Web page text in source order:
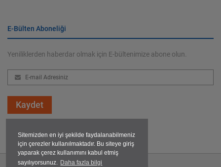
Sitemizden en iyi şekilde faydalanabilmeniz
için çerezler kullanılmaktadır. Bu siteye giriş
yaparak çerez kullanımını kabul etmiş
sayılıyorsunuz. Daha fazla bilgi
E-Bülten Aboneliği
Yeniliklerden haberdar olmak için E-bültenimize abone olun.
Kaydet
2026 Hemofili Federasyonu © Her hakkı saklıdır.